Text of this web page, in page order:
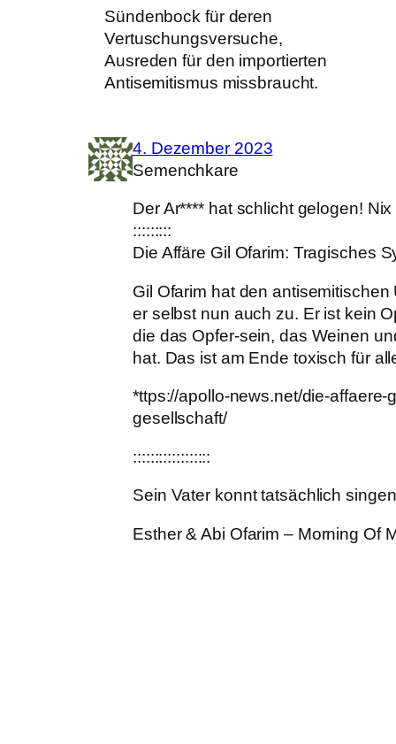
Sündenbock für deren
Vertuschungsversuche,
Ausreden für den importierten
Antisemitismus missbraucht.
4. Dezember 2023
Semenchkare
Der Ar**** hat schlicht gelogen!
:::::::::
Die Affäre Gil Ofarim: Tragisches
Gil Ofarim hat den
er selbst nun auch zu. Er ist kein
die das Opfer-sein, das Weinen
hat. Das ist am Ende toxisch für
*ttps://apollo-news.net/die-
gesellschaft/
::::::::::::::::::
Sein Vater konnt tatsächlich
Esther & Abi Ofarim – Morning Of